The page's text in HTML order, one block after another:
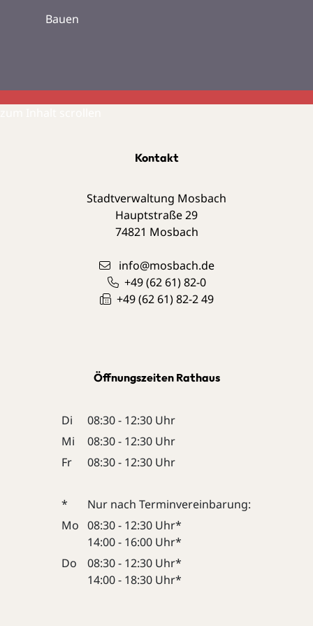
Bauen
Kontakt
Stadtverwaltung Mosbach
Hauptstraße 29
74821 Mosbach
info@mosbach.de
+49 (62 61) 82-0
+49 (62 61) 82-2 49
Öffnungszeiten Rathaus
Di
08:30 - 12:30 Uhr
Mi
08:30 - 12:30 Uhr
Fr
08:30 - 12:30 Uhr
*
Nur nach Terminvereinbarung:
Mo 08:30 - 12:30 Uhr*
14:00 - 16:00 Uhr*
Do
08:30 - 12:30 Uhr*
14:00 - 18:30 Uhr*